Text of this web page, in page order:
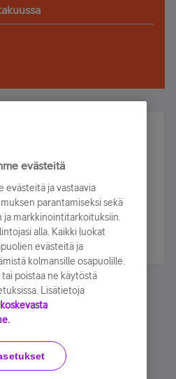
ja voita!
olet mukana arvonnassa.
Accessibility statement
evästeitä
evästeitä ja vastaavia
parantamiseksi sekä
markkinointitarkoituksiin.
alla. Kaikki luokat
evästeitä ja
kolmansille osapuolille.
poistaa ne käytöstä
Lisätietoja